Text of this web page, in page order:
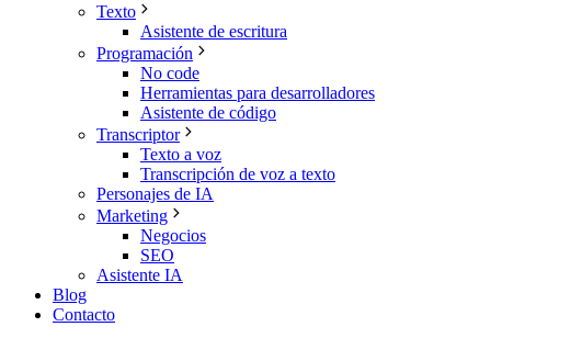
Texto
Asistente de escritura
Programación
No code
Herramientas para desarrolladores
Asistente de código
Transcriptor
Texto a voz
Transcripción de voz a texto
Personajes de IA
Marketing
Negocios
SEO
Asistente IA
Blog
Contacto